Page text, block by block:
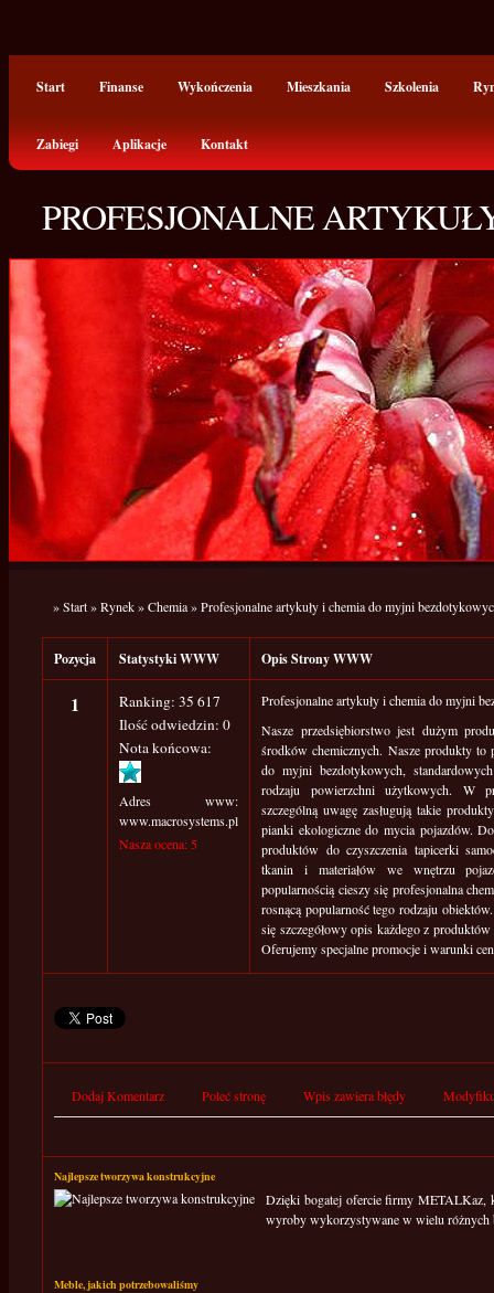
Start Finanse Wykończenia Mieszkania Szkolenia
Zabiegi Aplikacje Kontakt
PROFESJONALNE
»Start»Rynek»Chemia»Profesjonalne artykuły i chemia do myjni
Pozycja Statystyki WWW Opis Strony WWW
1
Ranking: 35 617
Ilość odwiedzin: 0
Nota końcowa:
Adres www:
www.macrosystems.pl
Nasza ocena: 5
Profesjonalne artykuły i chemia do myjni
Nasze przedsiębiorstwo jest dużym
środków chemicznych. Nasze produkty to
do myjni bezdotykowych,
rodzaju powierzchni użytkowych. W
szczególną uwagę zasługują takie
pianki ekologiczne do mycia pojazdów.
produktów do czyszczenia tapicerki
tkanin i materiałów we wnętrzu
popularnością cieszy się profesjonalna
rosnącą popularność tego rodzaju
się szczegółowy opis każdego z
Oferujemy specjalne promocje i warunki
Dodaj Komentarz Poleć stronę Wpis zawiera błędy
Najlepsze tworzywa konstrukcyjne
Dzięki bogatej ofercie firmy METALKaz,
wyroby wykorzystywane w wielu różnych
Meble, jakich potrzebowaliśmy